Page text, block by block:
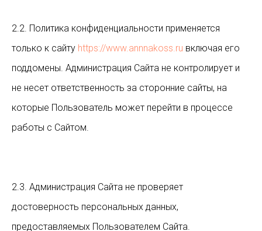
2.2. Политика конфиденциальности применяется
только к сайту https://www.annnakoss.ru включая его
поддомены. Администрация Сайта не контролирует и
не несет ответственность за сторонние сайты, на
которые Пользователь может перейти в процессе
работы с Сайтом.
2.3. Администрация Сайта не проверяет
достоверность персональных данных,
предоставляемых Пользователем Сайта.